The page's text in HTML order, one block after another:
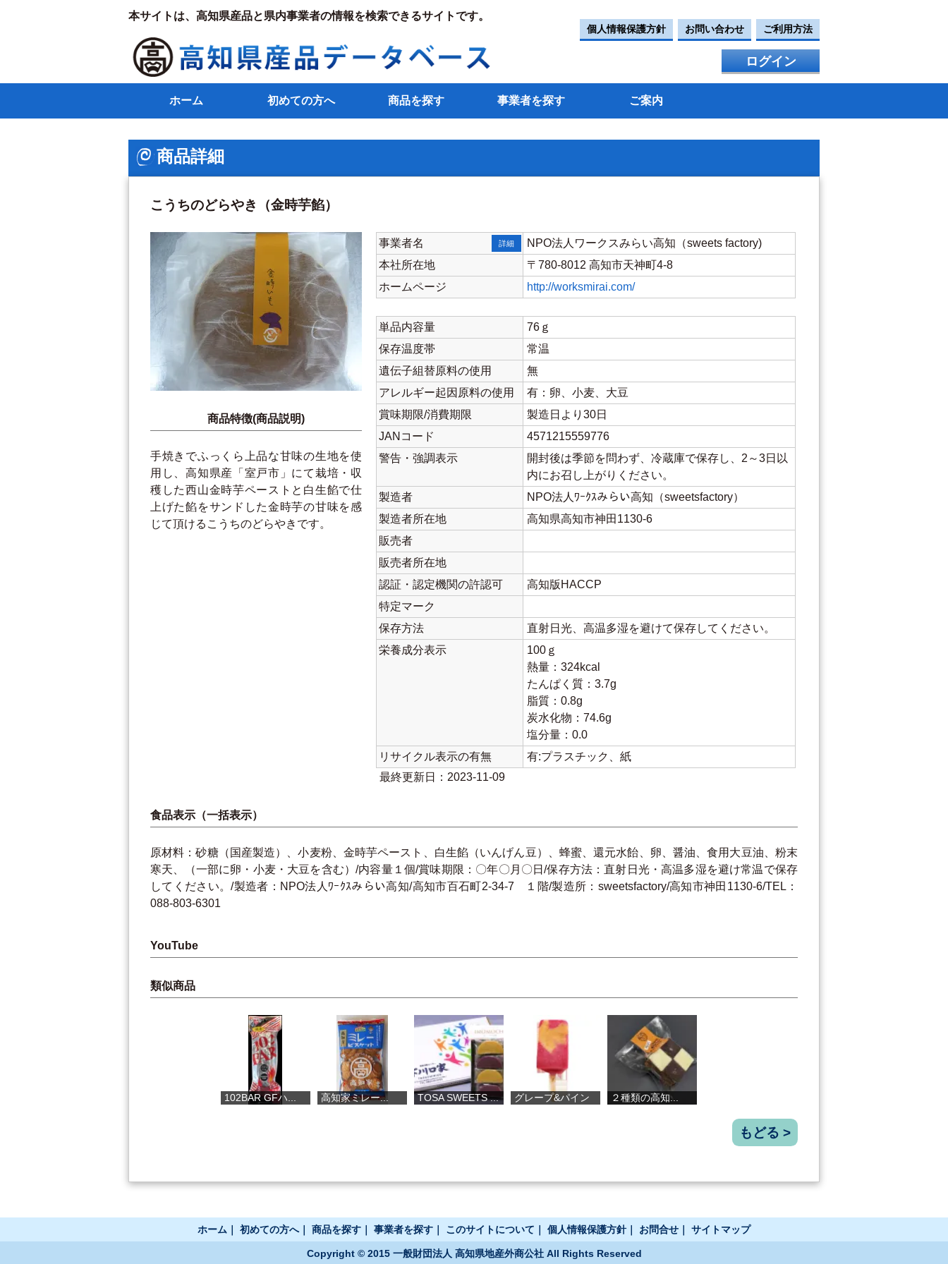
本サイトは、高知県産品と県内事業者の情報を検索できるサイトです。
個人情報保護方針 お問い合わせ ご利用方法
ログイン
ホーム 初めての方へ 商品を探す 事業者を探す ご案内
商品詳細
こうちのどらやき（金時芋餡）
商品特徴(商品説明)
手焼きでふっくら上品な甘味の生地を使
用し、高知県産「室戸市」にて栽培・収
穫した西山金時芋ペーストと白生餡で仕
上げた餡をサンドした金時芋の甘味を感
じて頂けるこうちのどらやきです。
事業者名 詳細
NPO法人ワークスみらい高知（sweets factory)
本社所在地
〒780-8012 高知市天神町4-8
ホームページ
http://worksmirai.com/
単品内容量
76ｇ
保存温度帯
常温
遺伝子組替原料の使用
無
アレルギー起因原料の使用
有：卵、小麦、大豆
賞味期限/消費期限
製造日より30日
JANコード
4571215559776
警告・強調表示
開封後は季節を問わず、冷蔵庫で保存し、2～3日以
内にお召し上がりください。
製造者
NPO法人ﾜｰｸｽみらい高知（sweetsfactory）
製造者所在地
高知県高知市神田1130-6
販売者
販売者所在地
認証・認定機関の許認可
高知版HACCP
特定マーク
保存方法
直射日光、高温多湿を避けて保存してください。
栄養成分表示
100ｇ
熱量：324kcal
たんぱく質：3.7g
脂質：0.8g
炭水化物：74.6g
塩分量：0.0
リサイクル表示の有無
有:プラスチック、紙
最終更新日：2023-11-09
食品表示（一括表示）
原材料：砂糖（国産製造）、小麦粉、金時芋ペースト、白生餡（いんげん豆）、蜂蜜、還元水飴、卵、醤油、食用大豆油、粉末
寒天、（一部に卵・小麦・大豆を含む）/内容量１個/賞味期限：〇年〇月〇日/保存方法：直射日光・高温多湿を避け常温で保存
してください。/製造者：NPO法人ﾜｰｸｽみらい高知/高知市百石町2-34-7 １階/製造所：sweetsfactory/高知市神田1130-6/TEL：
088-803-6301
YouTube
類似商品
TOSA SWEETS ... グレープ&パイン ２種類の高知... 馬路村柚子の...
102BAR GFハ... 高知家ミレー...
もどる >
ホーム 初めての方へ｜ 商品を探す 事業者を探す このサイトについて 個人情報保護方針｜ お問合せ サイトマップ
Copyright © 2015 一般財団法人 高知県地産外商公社 All Rights Reserved